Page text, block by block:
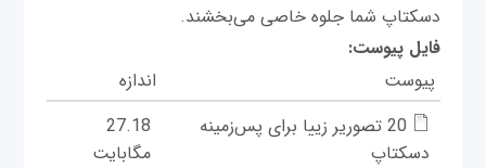
دسکتاپ شما جلوه خاصی می‌بخشند.
فایل پیوست:
پیوست
اندازه
20 تصوریر زییا برای پس‌زمینه
دسکتاپ
27.18
مگابایت